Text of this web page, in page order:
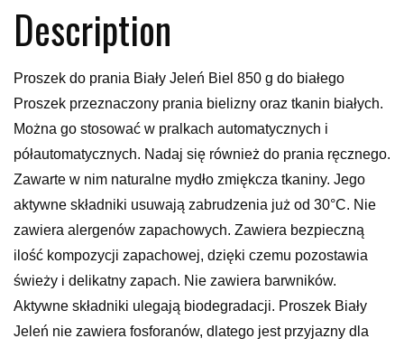
Description
Proszek do prania Biały Jeleń Biel 850 g do białego
Proszek przeznaczony prania bielizny oraz tkanin białych.
Można go stosować w pralkach automatycznych i
półautomatycznych. Nadaj się również do prania ręcznego.
Zawarte w nim naturalne mydło zmiękcza tkaniny. Jego
aktywne składniki usuwają zabrudzenia już od 30°C. Nie
zawiera alergenów zapachowych. Zawiera bezpieczną
ilość kompozycji zapachowej, dzięki czemu pozostawia
świeży i delikatny zapach. Nie zawiera barwników.
Aktywne składniki ulegają biodegradacji. Proszek Biały
Jeleń nie zawiera fosforanów, dlatego jest przyjazny dla